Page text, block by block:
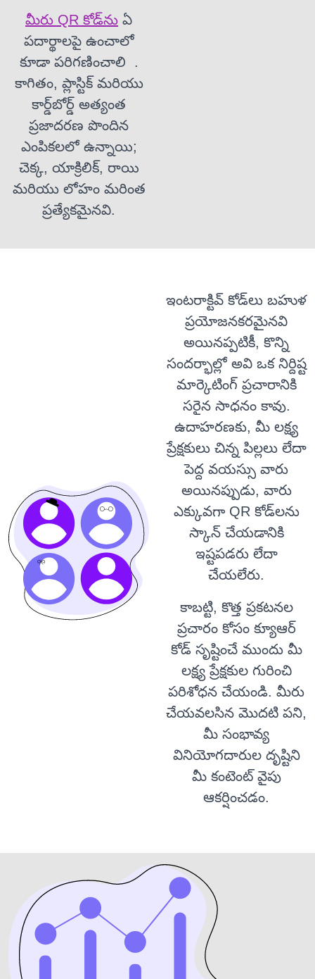
మీరు QR కోడ్‌ను ఏ
పదార్థాలపై ఉంచాలో
కూడా పరిగణించాలి .
కాగితం, ప్లాస్టిక్ మరియు
కార్డ్‌బోర్డ్ అత్యంత
ప్రజాదరణ పొందిన
ఎంపికలలో ఉన్నాయి;
చెక్క, యాక్రిలిక్, రాయి
మరియు లోహం మరింత
ప్రత్యేకమైనవి.
ఇంటరాక్టివ్ కోడ్‌లు బహుళ
ప్రయోజనకరమైనవి
అయినప్పటికీ, కొన్ని
సందర్భాల్లో అవి ఒక నిర్దిష్ట
మార్కెటింగ్ ప్రచారానికి
సరైన సాధనం కావు.
ఉదాహరణకు, మీ లక్ష్య
ప్రేక్షకులు చిన్న పిల్లలు లేదా
పెద్ద వయస్సు వారు
అయినప్పుడు, వారు
ఎక్కువగా QR కోడ్‌లను
స్కాన్ చేయడానికి
ఇష్టపడరు లేదా
చేయలేరు.
కాబట్టి, కొత్త ప్రకటనల
ప్రచారం కోసం క్యూఆర్
కోడ్ సృష్టించే ముందు మీ
లక్ష్య ప్రేక్షకుల గురించి
పరిశోధన చేయండి. మీరు
చేయవలసిన మొదటి పని,
మీ సంభావ్య
వినియోగదారుల దృష్టిని
మీ కంటెంట్ వైపు
ఆకర్షించడం.